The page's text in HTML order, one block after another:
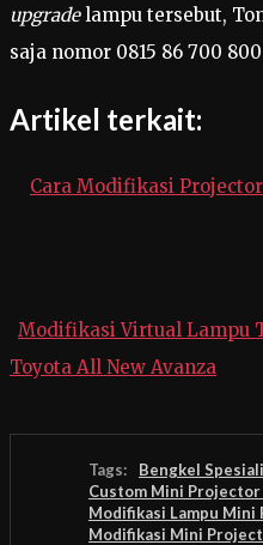
upgradelampu tersebut,
saja nomor 0815 86 700
Artikel terkait:
Cara Modifikasi
Modifikasi Virtual Lampu
Toyota All New Avanza
Tags: Bengkel
Custom Mini Projector
Modifikasi Lampu
Modifikasi Mini